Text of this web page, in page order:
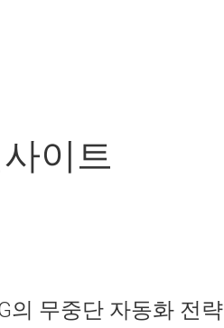
이트
의 무중단 자동화 전략